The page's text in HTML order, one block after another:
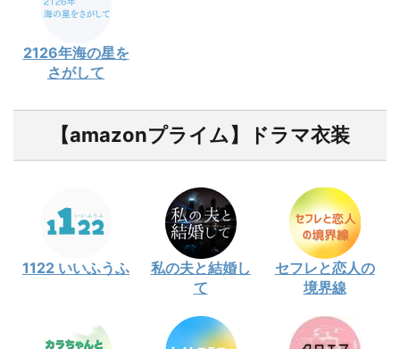
2126年海の星を
さがして
【amazonプライム】ドラマ衣装
1122 いいふうふ
私の夫と結婚し
て
セフレと恋人の
境界線